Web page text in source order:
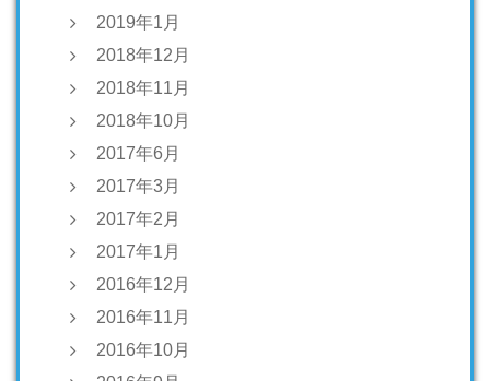
2019年1月
2018年12月
2018年11月
2018年10月
2017年6月
2017年3月
2017年2月
2017年1月
2016年12月
2016年11月
2016年10月